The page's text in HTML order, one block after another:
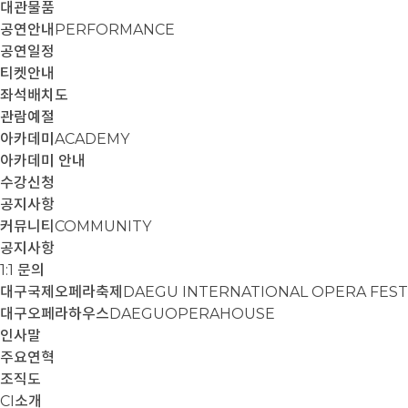
대관물품
공연안내 PERFORMANCE
공연일정
티켓안내
좌석배치도
관람예절
아카데미 ACADEMY
아카데미 안내
수강신청
공지사항
커뮤니티 COMMUNITY
공지사항
1:1 문의
대구국제오페라축제 DAEGU INTERNATIONAL OPERA
대구오페라하우스DAEGUOPERAHOUSE
인사말
주요연혁
조직도
CI소개